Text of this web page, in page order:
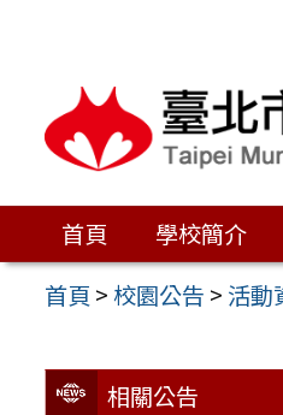
區
首頁 學校簡介
首頁 >校園公告 > 活動
相關公告